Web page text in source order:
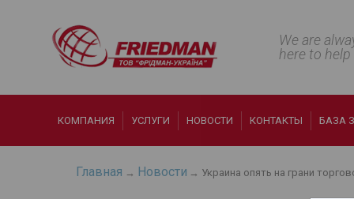
We are
here to help
КОМПАНИЯ УСЛУГИ НОВОСТИ КОНТАКТЫ БАЗА
Главная → Новости → Украина опять на грани